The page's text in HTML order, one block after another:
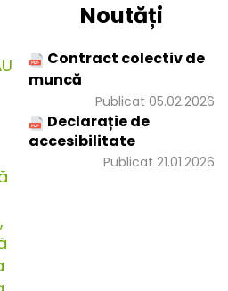
Noutăți
Contract colectiv de
muncă
Publicat 05.02.2026
Declarație de
accesibilitate
Publicat 21.01.2026